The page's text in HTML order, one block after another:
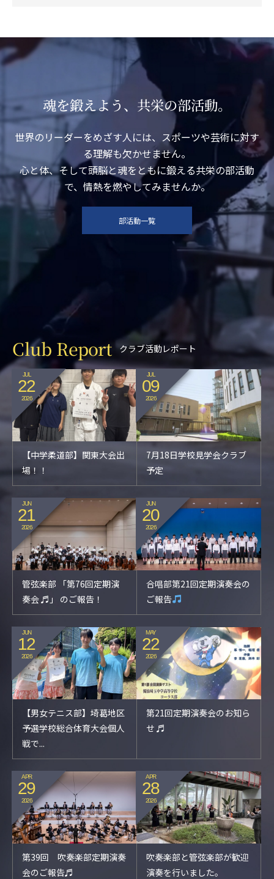
魂を鍛えよう、共栄の部活動。
世界のリーダーをめざす⼈には、スポーツや芸術に対す
る理解も⽋かせません。
⼼と体、そして頭脳と魂をともに鍛える共栄の部活動
で、情熱を燃やしてみませんか。
部活動一覧
Club Report クラブ活動レポート
JUL
22
2026
【中学柔道部】関東大会出
場！！
JUL
09
2026
7月18日学校見学会クラブ
予定
JUN
21
2026
管弦楽部 「第76回定期演
奏会 ♬」 のご報告！
JUN
20
2026
合唱部第21回定期演奏会の
ご報告
JUN
12
2026
【男女テニス部】埼葛地区
予選学校総合体育大会個人
戦で...
MAY
22
2026
第21回定期演奏会のお知ら
せ ♬
APR
29
2026
第39回 吹奏楽部定期演奏
会のご報告♬
APR
28
2026
吹奏楽部と管弦楽部が歓迎
演奏を行いました。